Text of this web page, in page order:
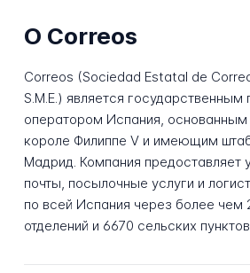
О Correos
Correos (Sociedad Estatal de
S.M.E.) является государственным
оператором Испания, основанным
короле Филиппе V и имеющим
Мадрид. Компания предоставляет
почты, посылочные услуги и
по всей Испания через более чем
отделений и 6670 сельских